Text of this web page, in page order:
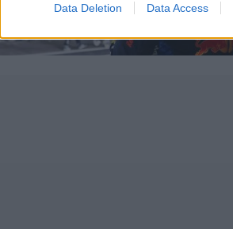
Data Deletion Data Access